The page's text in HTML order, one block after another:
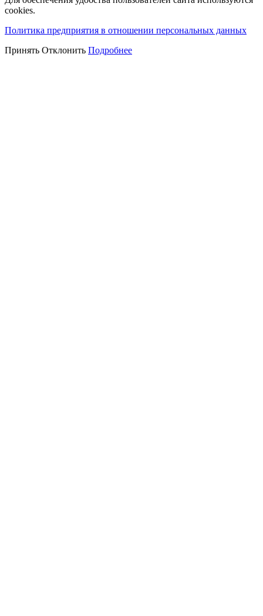
cookies.
Политика предприятия в отношении персональных данных
Принять Отклонить Подробнее